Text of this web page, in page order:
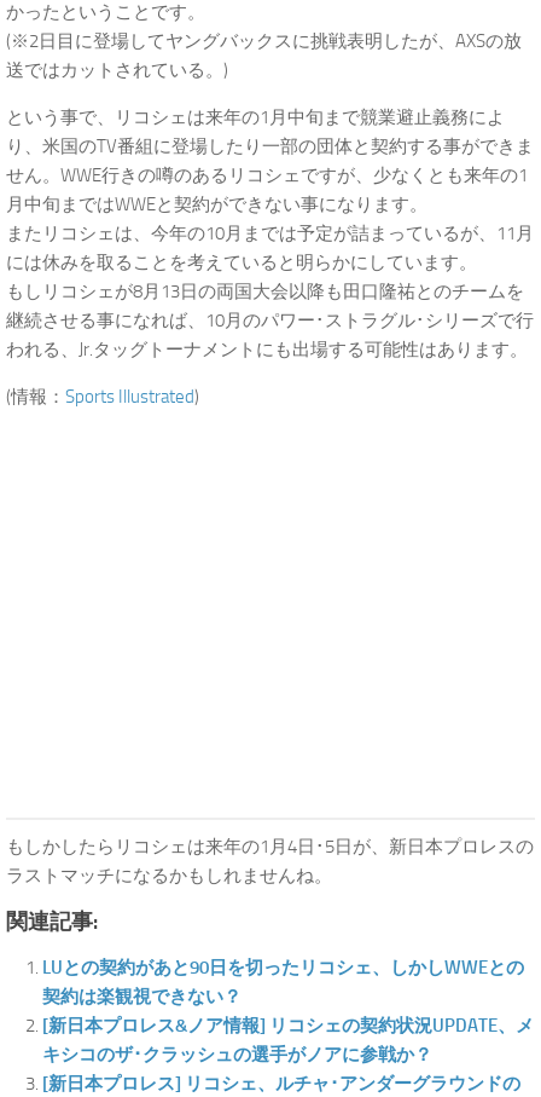
かったということです。
(※2日目に登場してヤングバックスに挑戦表明したが、AXSの放
送ではカットされている。)
という事で、リコシェは来年の1月中旬まで競業避止義務によ
り、米国のTV番組に登場したり一部の団体と契約する事ができま
せん。WWE行きの噂のあるリコシェですが、少なくとも来年の1
月中旬まではWWEと契約ができない事になります。
またリコシェは、今年の10月までは予定が詰まっているが、11月
には休みを取ることを考えていると明らかにしています。
もしリコシェが8月13日の両国大会以降も田口隆祐とのチームを
継続させる事になれば、10月のパワー･ストラグル･シリーズで行
われる、Jr.タッグトーナメントにも出場する可能性はあります。
(情報： Sports Illustrated)
もしかしたらリコシェは来年の1月4日･5日が、新日本プロレスの
ラストマッチになるかもしれませんね。
関連記事:
LUとの契約があと90日を切ったリコシェ、しかしWWEとの
契約は楽観視できない？
[新日本プロレス&ノア情報] リコシェの契約状況UPDATE、メ
キシコのザ･クラッシュの選手がノアに参戦か？
[新日本プロレス] リコシェ、ルチャ･アンダーグラウンドの